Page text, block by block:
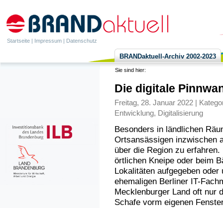
Startseite | Impressum | Datenschutz
BRANDaktuell-Archiv 2002-2023
Sie sind hier:
Die digitale
Freitag, 28. Januar 2022 |
Entwicklung, Digitalisierung
Besonders in ländlichen
Ortsansässigen inzwischen
über die Region zu
örtlichen Kneipe oder beim
Lokalitäten aufgegeben
ehemaligen Berliner IT-
Mecklenburger Land oft nur
Schafe vorm eigenen